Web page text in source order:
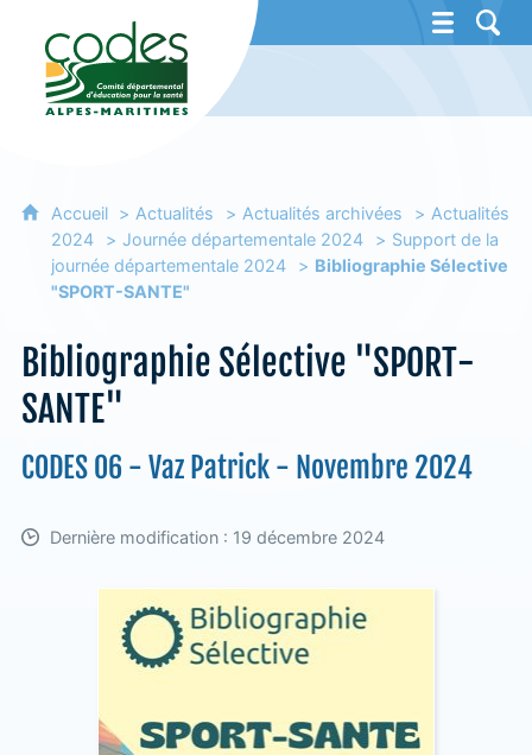
CoDES 06 - Comité départemental
Accueil Actualités Actualités archivées
Actualités
2024
Journée départementale 2024
Support de la
journée départementale 2024
Bibliographie Sélective
"SPORT-SANTE"
Bibliographie Sélective "SPORT-
SANTE"
CODES 06 - Vaz Patrick - Novembre 2024
Dernière modification : 19 décembre 2024